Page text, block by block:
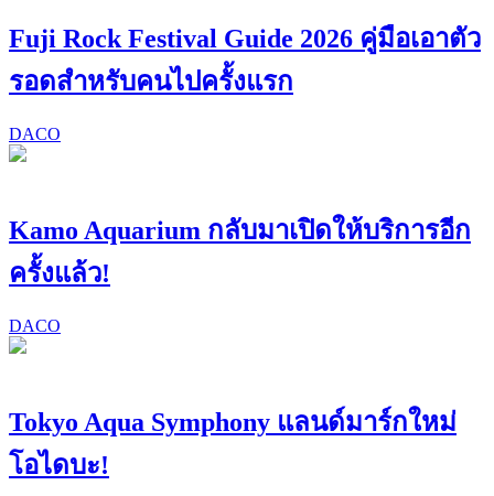
Fuji Rock Festival Guide 2026 คู่มือเอาตัว
รอดสำหรับคนไปครั้งแรก
DACO
Kamo Aquarium กลับมาเปิดให้บริการอีก
ครั้งแล้ว!
DACO
Tokyo Aqua Symphony แลนด์มาร์กใหม่
โอไดบะ!